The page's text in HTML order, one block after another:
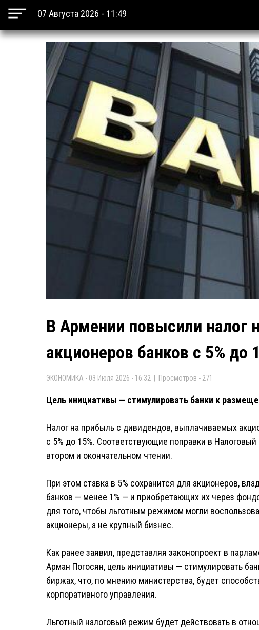
07 Августа 2026 - 11:49
В Армении повысили налог
акционеров банков с 5% до
ЭКОНОМИКА - 03 Июля 2026 - 16:32 | Просмотров - 271
Цель инициативы — стимулировать банки к
Налог на прибыль с дивидендов, выплачиваемых
с 5% до 15%. Соответствующие поправки в
втором и окончательном чтении.
При этом ставка в 5% сохранится для акционеров,
банков — менее 1% — и приобретающих их через
для того, чтобы льготным режимом могли
акционеры, а не крупный бизнес.
Как ранее заявил, представляя законопроект в
Арман Погосян, цель инициативы — стимулировать
биржах, что, по мнению министерства, будет
корпоративного управления.
Льготный налоговый режим будет действовать в